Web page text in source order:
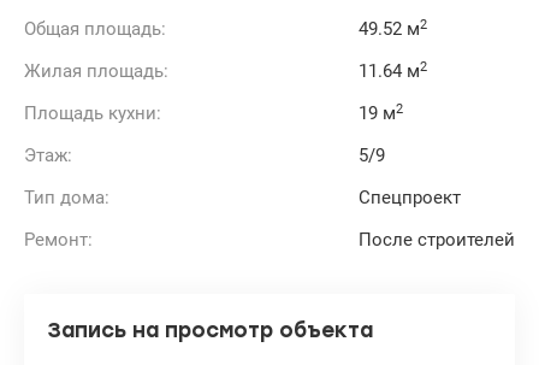
Общая площадь:
49.52 м2
Жилая площадь: 11.64 м2
Площадь кухни: 19 м2
Этаж:
5/9
Тип дома:
Спецпроект
Ремонт:
После строителей
Запись на просмотр объекта